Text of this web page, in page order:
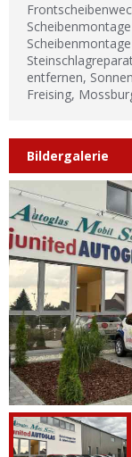
entfernen,
Freising,
Bildergalerie